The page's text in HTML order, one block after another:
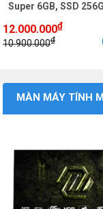
Super 6GB, SSD
12.000.000₫
10.900.000₫
MÀN MÁY TÍNH